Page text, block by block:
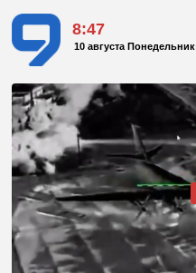
8:47
10 августа Понедельник